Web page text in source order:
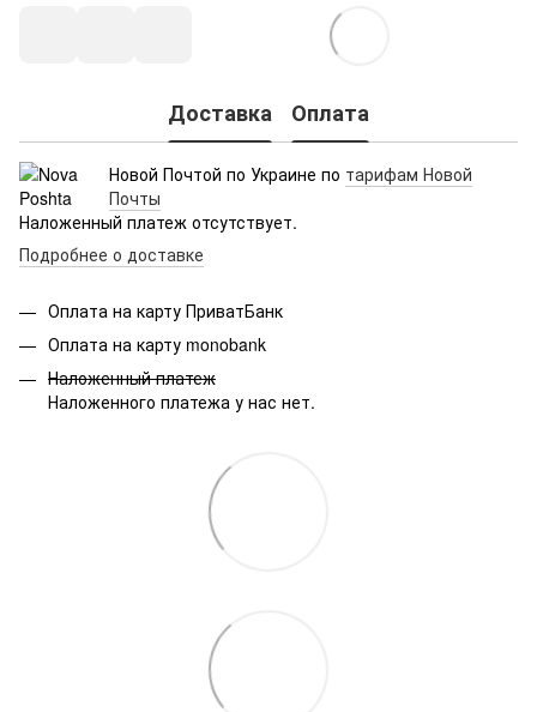
Доставка Оплата
Новой Почтой по Украине по тарифам Новой
Почты
Наложенный платеж отсутствует.
Подробнее о доставке
Оплата на карту ПриватБанк
Оплата на карту monobank
Наложенный платеж
Наложенного платежа у нас нет.